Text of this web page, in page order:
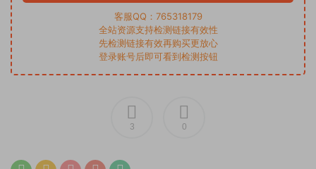
客服QQ：765318179
全站资源支持检测链接有效性
先检测链接有效再购买更放心
登录账号后即可看到检测按钮
3 0